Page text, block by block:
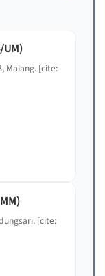
UM)
Malang. [cite:
[cite: